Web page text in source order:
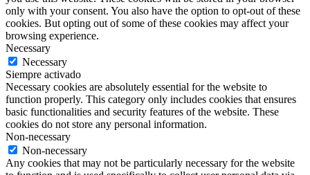
only with your consent. You also have the option to opt-out of these
cookies. But opting out of some of these cookies may affect your
browsing experience.
Necessary
Necessary
Siempre activado
Necessary cookies are absolutely essential for the website to
function properly. This category only includes cookies that ensures
basic functionalities and security features of the website. These
cookies do not store any personal information.
Non-necessary
Non-necessary
Any cookies that may not be particularly necessary for the website